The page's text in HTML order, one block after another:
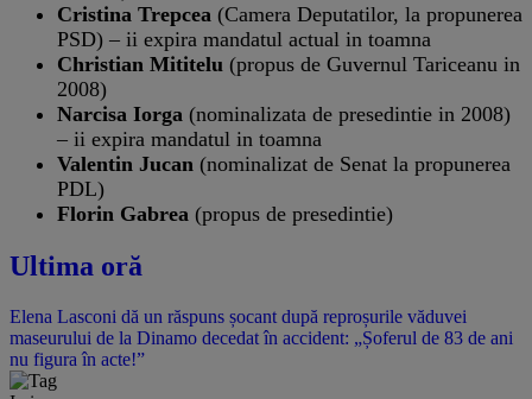
Cristina Trepcea (Camera Deputatilor, la propunerea
PSD) – ii expira mandatul actual in toamna
Christian Mititelu (propus de Guvernul Tariceanu in
2008)
Narcisa Iorga (nominalizata de presedintie in 2008)
– ii expira mandatul in toamna
Valentin Jucan (nominalizat de Senat la propunerea
PDL)
Florin Gabrea (propus de presedintie)
Ultima oră
Elena Lasconi dă un răspuns șocant după reproșurile văduvei
maseurului de la Dinamo decedat în accident: „Șoferul de 83 de ani
nu figura în acte!”